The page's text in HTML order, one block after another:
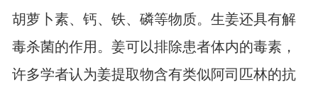
胡萝卜素、钙、铁、磷等物质。生姜还具有解
毒杀菌的作用。姜可以排除患者体内的毒素，
许多学者认为姜提取物含有类似阿司匹林的抗